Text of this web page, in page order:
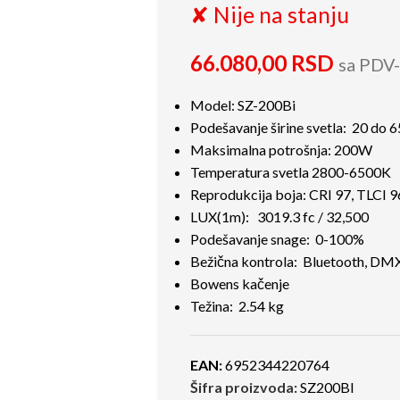
✘ Nije na stanju
66.080,00 RSD sa
Model: SZ-200Bi
Podešavanje širine svetla: 20 do
Maksimalna potrošnja: 200W
Temperatura svetla 2800-6500K
Reprodukcija boja: CRI 97, TLCI
LUX(1m): 3019.3 fc / 32,500
Podešavanje snage: 0-100%
Bežična kontrola: Bluetooth,
Bowens kačenje
Težina: 2.54 kg
EAN:6952344220764
Šifra proizvoda:SZ200BI